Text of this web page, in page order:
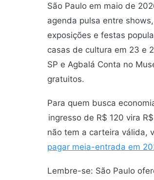
São Paulo em maio de
agenda pulsa entre
exposições e festas
casas de cultura em 23 e
SP e Agbalá Conta no
gratuitos.
Para quem busca
ingresso de R$ 120 vira
não tem a carteira válida,
pagar meia-entrada em
Lembre-se: São Paulo